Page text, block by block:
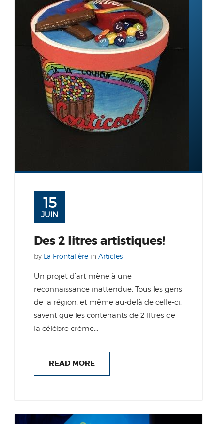
15
JUIN
Des 2 litres artistiques!
by La Frontalière in Articles
Un projet d’art mène à une
reconnaissance inattendue. Tous les gens
de la région, et même au-delà de celle-ci,
savent que les contenants de 2 litres de
la célèbre crème...
READ MORE